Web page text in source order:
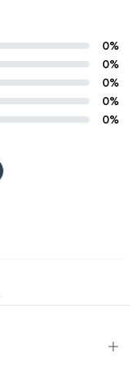
0%
0%
0%
0%
0%